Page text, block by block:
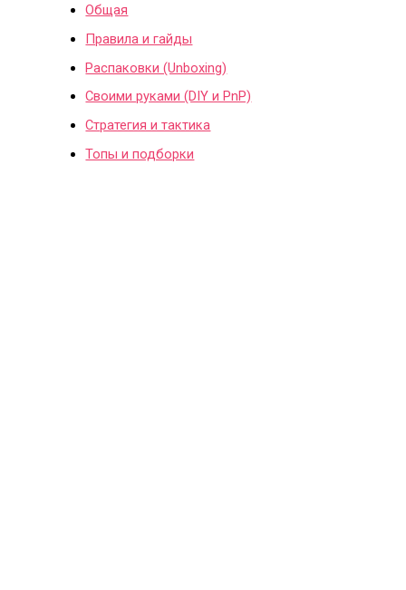
Общая
Правила и гайды
Распаковки (Unboxing)
Своими руками (DIY и PnP)
Стратегия и тактика
Топы и подборки